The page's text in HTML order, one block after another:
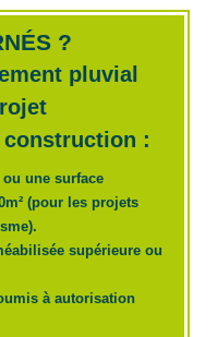
?
pluvial
construction :
une surface
(pour les projets
supérieure ou
à autorisation